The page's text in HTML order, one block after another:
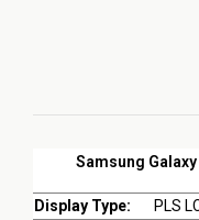
Samsung
Display Type: PLS